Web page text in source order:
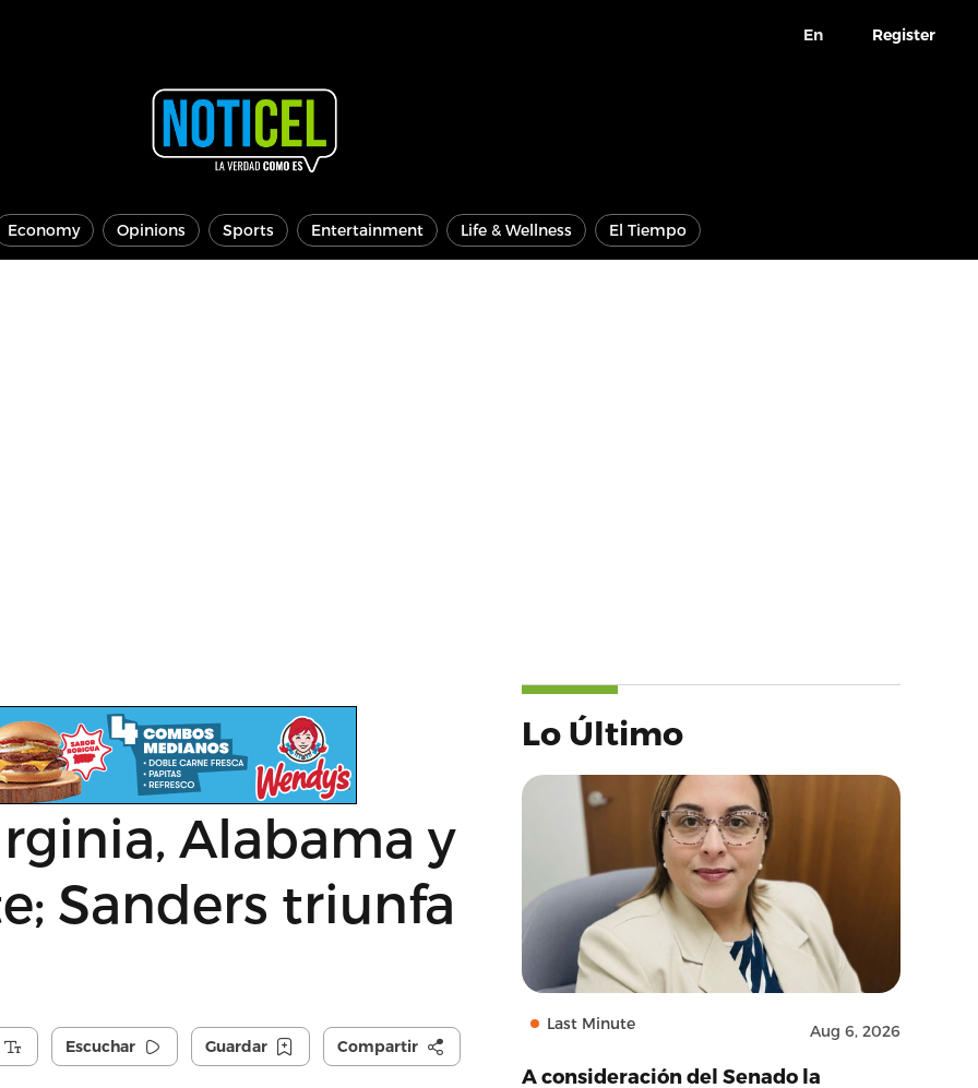
En Register
Economy Opinions Sports Entertainment Life & Wellness El Tiempo
Alabama y
Sanders triunfa
Escuchar Guardar Compartir
Lo Último
Last Minute Aug 6, 2026
A consideración del Senado la